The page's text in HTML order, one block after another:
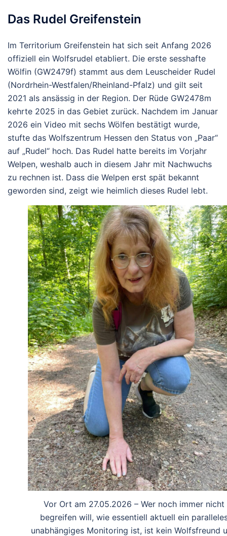
Das Rudel Greifenstein
Im Territorium Greifenstein hat sich seit Anfang 2026
offiziell ein Wolfsrudel etabliert. Die erste sesshafte
Wölfin (GW2479f) stammt aus dem Leuscheider Rudel
(Nordrhein-Westfalen/Rheinland-Pfalz) und gilt seit
2021 als ansässig in der Region. Der Rüde GW2478m
kehrte 2025 in das Gebiet zurück. Nachdem im Januar
2026 ein Video mit sechs Wölfen bestätigt wurde,
stufte das Wolfszentrum Hessen den Status von „Paar“
auf „Rudel“ hoch. Das Rudel hatte bereits im Vorjahr
Welpen, weshalb auch in diesem Jahr mit Nachwuchs
zu rechnen ist. Dass die Welpen erst spät bekannt
geworden sind, zeigt wie heimlich dieses Rudel lebt.
Vor Ort am 27.05.2026 – Wer noch immer nicht
begreifen will, wie essentiell aktuell ein
unabhängiges Monitoring ist, ist kein Wolfsfreund